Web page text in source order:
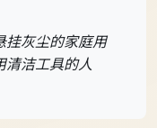
挂灰尘的家庭用
清洁工具的人